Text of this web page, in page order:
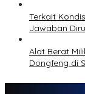
Terkait
Jawaban
Alat Berat
Dongfeng di